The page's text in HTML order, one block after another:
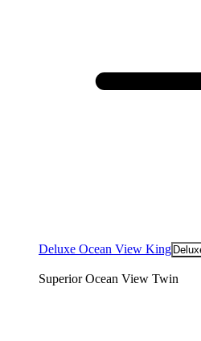
Deluxe Ocean View King
Superior Ocean View Twin